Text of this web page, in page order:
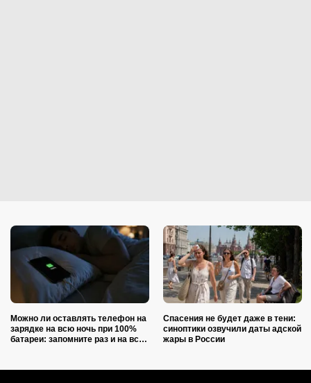
Можно ли оставлять телефон на
зарядке на всю ночь при 100%
батареи: запомните раз и на всю
Спасения не будет даже в тени:
синоптики озвучили даты адской
жары в России